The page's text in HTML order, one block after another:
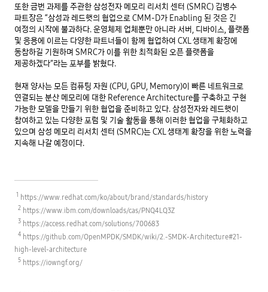
또한 금번 과제를 주관한 삼성전자 메모리 리서치 센터 (SMRC) 김병수
파트장은 “삼성과 레드햇의 협업으로 CMM-D가 Enabling 된 것은 긴
여정의 시작에 불과하다. 운영체제 업체뿐만 아니라 서버, 디바이스, 플랫폼
및 응용에 이르는 다양한 파트너들이 함께 협업하여 CXL 생태계 확장에
동참하길 기원하며 SMRC가 이를 위한 최적화된 오픈 플랫폼을
제공하겠다”라는 포부를 밝혔다.
현재 양사는 모든 컴퓨팅 자원 (CPU, GPU, Memory)이 빠른 네트워크로
연결되는 분산 메모리에 대한 Reference Architecture를 구축하고 구현
가능한 모델을 만들기 위한 협업을 준비하고 있다. 삼성전자와 레드햇이
참여하고 있는 다양한 포럼 및 기술 활동을 통해 이러한 협업을 구체화하고
있으며 삼성 메모리 리서치 센터 (SMRC)는 CXL 생태계 확장을 위한 노력을
지속해 나갈 예정이다.
1 https://www.redhat.com/ko/about/brand/standards/history
2 https://www.ibm.com/downloads/cas/PNQ4LQ3Z
3 https://access.redhat.com/solutions/700683
4 https://github.com/OpenMPDK/SMDK/wiki/2.-SMDK-Architecture#21-
high-level-architecture
5 https://iowngf.org/